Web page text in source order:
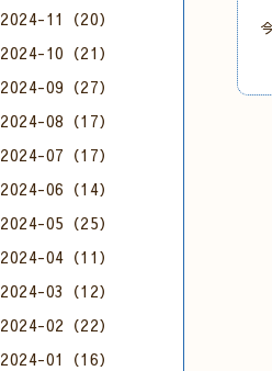
2024-11（20）
2024-10（21）
2024-09（27）
2024-08（17）
2024-07（17）
2024-06（14）
2024-05（25）
2024-04（11）
2024-03（12）
2024-02（22）
2024-01（16）